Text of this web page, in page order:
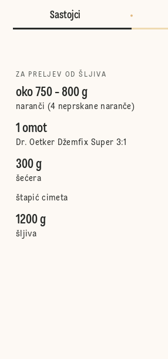
Sastojci
ZA PRELJEV OD ŠLJIVA
oko 750 - 800 g
naranči (4 neprskane naranče)
1 omot
Dr. Oetker Džemfix Super 3:1
300 g
šećera
štapić cimeta
1200 g
šljiva